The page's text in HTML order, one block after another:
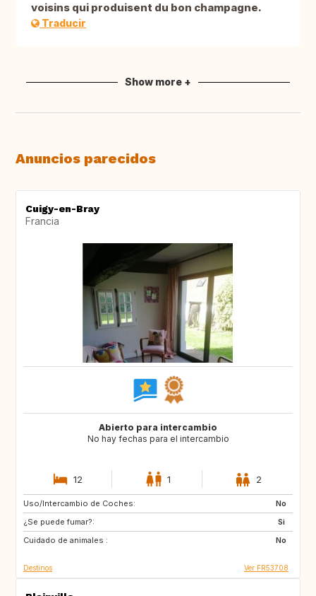
voisins qui produisent du bon champagne.
Traducir
Show more +
Anuncios parecidos
Cuigy-en-Bray
Francia
Abierto para intercambio
No hay fechas para el intercambio
12 1 2
Uso/Intercambio de Coches:
No
¿Se puede fumar?:
Si
Cuidado de animales :
No
GR
Destinos Ver FR53708